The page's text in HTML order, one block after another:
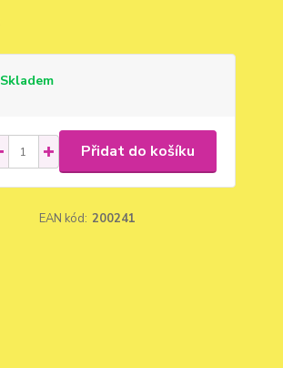
Skladem
Přidat do košíku
EAN kód: 200241